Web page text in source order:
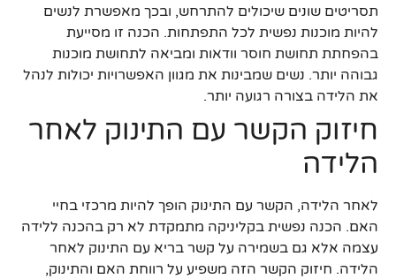
תסריטים שונים שיכולים להתרחש, ובכך מאפשרת לנשים
להיות מוכנות נפשית לכל התפתחות. הכנה זו מסייעת
בהפחתת תחושת חוסר וודאות ומביאה לתחושת מוכנות
גבוהה יותר. נשים שמבינות את מגוון האפשרויות יכולות לנהל
את הלידה בצורה רגועה יותר.
חיזוק הקשר עם התינוק לאחר
הלידה
לאחר הלידה, הקשר עם התינוק הופך להיות מרכזי בחיי
האם. הכנה נפשית בקליניקה מתמקדת לא רק בהכנה ללידה
עצמה אלא גם בשמירה על קשר בריא עם התינוק לאחר
הלידה. חיזוק הקשר הזה משפיע על רווחת האם והתינוק,